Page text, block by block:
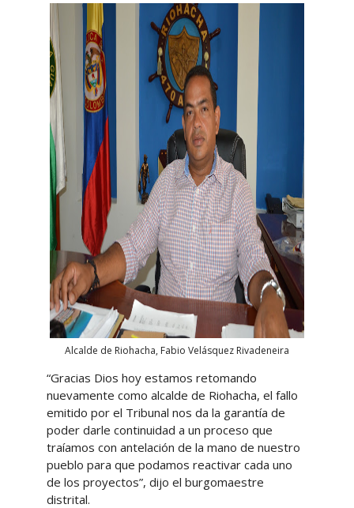
Alcalde de Riohacha, Fabio Velásquez Rivadeneira
“Gracias Dios hoy estamos retomando
nuevamente como alcalde de Riohacha, el fallo
emitido por el Tribunal nos da la garantía de
poder darle continuidad a un proceso que
traíamos con antelación de la mano de nuestro
pueblo para que podamos reactivar cada uno
de los proyectos”, dijo el burgomaestre
distrital.